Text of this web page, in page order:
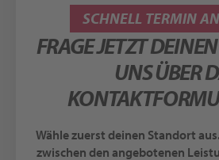
SCHNELL TERMIN
FRAGE JETZT
UNS ÜBER
Wähle zuerst deinen Standort
zwischen den angebotenen